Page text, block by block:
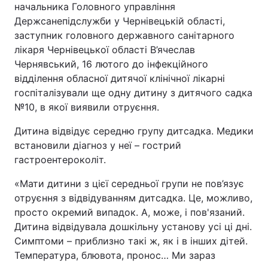
начальника Головного управління
Держсанепідслужби у Чернівецькій області,
заступник головного державного санітарного
лікаря Чернівецької області В’ячеслав
Чернявський, 16 лютого до інфекційного
відділення обласної дитячої клінічної лікарні
госпіталізували ще одну дитину з дитячого садка
№10, в якої виявили отруєння.
Дитина відвідує середню групу дитсадка. Медики
встановили діагноз у неї – гострий
гастроентероколіт.
«Мати дитини з цієї середньої групи не пов’язує
отруєння з відвідуванням дитсадка. Це, можливо,
просто окремий випадок. А, може, і пов'язаний.
Дитина відвідувала дошкільну установу усі ці дні.
Симптоми – приблизно такі ж, як і в інших дітей.
Температура, блювота, пронос… Ми зараз